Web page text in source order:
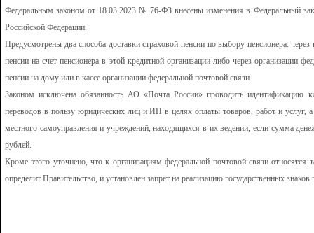
Федеральным законом от 18.03.2023 № 76-ФЗ внесены изменения в Федеральный
Российской Федерации.
Предусмотрены два способа доставки страховой пенсии по выбору пенсионера:
пенсии на счет пенсионера в этой кредитной организации либо через организации
пенсии на дому или в кассе организации федеральной почтовой связи.
Законом исключена обязанность АО «Почта России» проводить идентификацию
переводов в пользу юридических лиц и ИП в целях оплаты товаров, работ и услуг, а
местного самоуправления и учреждений, находящихся в их ведении, если сумма
рублей.
Кроме этого уточнено, что к организациям федеральной почтовой связи относятся
определит Правительство, и установлен запрет на реализацию государственных